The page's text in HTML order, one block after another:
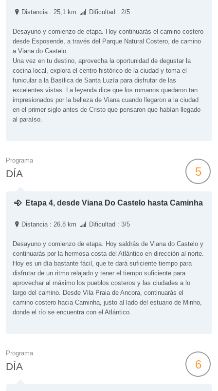
Distancia : 25,1 km Dificultad : 2/5
Desayuno y comienzo de etapa. Hoy continuarás el camino costero
desde Esposende, a través del Parque Natural Costero, de camino
a Viana do Castelo.
Una vez en tu destino, aprovecha la oportunidad de degustar la
cocina local, explora el centro histórico de la ciudad y toma el
funicular a la Basílica de Santa Luzía para disfrutar de las
excelentes vistas. La leyenda dice que los romanos quedaron tan
impresionados por la belleza de Viana cuando llegaron a la ciudad
en el primer siglo antes de Cristo que pensaron que habían llegado
al paraíso.
Programa
DÍA 5
Etapa 4, desde Viana Do Castelo hasta Caminha
Distancia : 26,8 km Dificultad : 3/5
Desayuno y comienzo de etapa. Hoy saldrás de Viana do Castelo y
continuarás por la hermosa costa del Atlántico en dirección al norte.
Hoy es un día bastante fácil, que te dará suficiente tiempo para
disfrutar de un ritmo relajado y tener el tiempo suficiente para
aprovechar al máximo los pueblos costeros y las ciudades a lo
largo del camino. Desde Vila Praia de Ancora, continuarás el
camino costero hacia Caminha, justo al lado del estuario de Minho,
donde el río se encuentra con el Atlántico.
Programa
DÍA 6